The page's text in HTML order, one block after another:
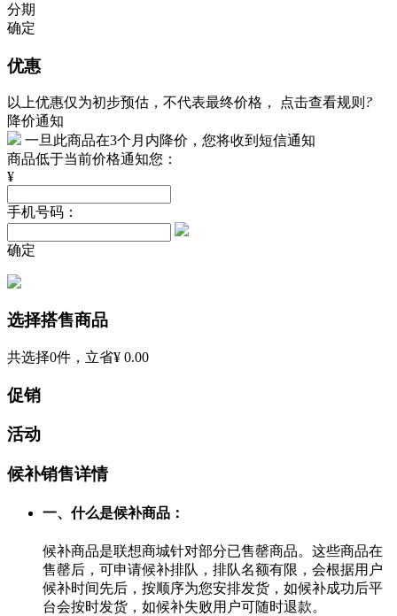
分期
确定
优惠
以上优惠仅为初步预估，不代表最终价格， 点击查看规则 ?
降价通知
一旦此商品在3个月内降价，您将收到短信通知
商品低于当前价格通知您：
¥
手机号码：
确定
选择搭售商品
共选择0件，立省¥ 0.00
促销
活动
候补销售详情
一、什么是候补商品：
候补商品是联想商城针对部分已售罄商品。这些商品在
售罄后，可申请候补排队，排队名额有限，会根据用户
候补时间先后，按顺序为您安排发货，如候补成功后平
台会按时发货，如候补失败用户可随时退款。